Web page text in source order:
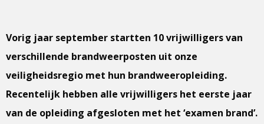
Vorig jaar september startten 10 vrijwilligers van
verschillende brandweerposten uit onze
veiligheidsregio met hun brandweeropleiding.
Recentelijk hebben alle vrijwilligers het eerste jaar
van de opleiding afgesloten met het ‘examen brand’.